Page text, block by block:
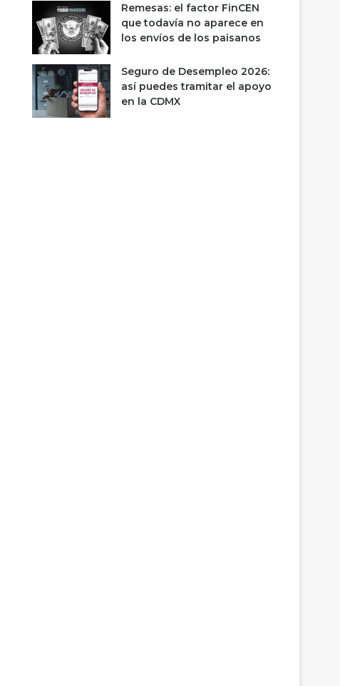
Remesas: el factor FinCEN
que todavía no aparece en
los envíos de los paisanos
Seguro de Desempleo 2026:
así puedes tramitar el apoyo
en la CDMX